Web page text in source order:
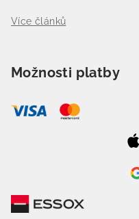
Více článků
Možnosti platby